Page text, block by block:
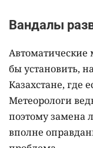
Вандалы
Автоматические
бы установить,
Казахстане, где
Метеорологи
поэтому замена
вполне